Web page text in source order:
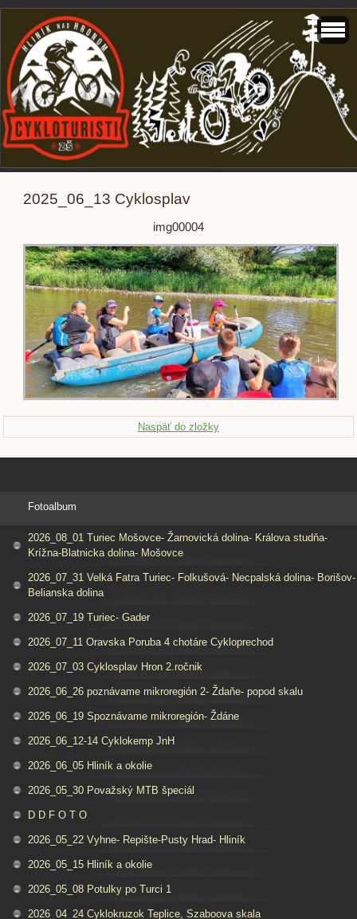
2025_06_13 Cyklosplav
img00004
Naspäť do zložky
Fotoalbum
2026_08_01 Turiec Mošovce- Žarnovická dolina- Králova studňa-
Krížna-Blatnicka dolina- Mošovce
2026_07_31 Velká Fatra Turiec- Folkušová- Necpalská dolina- Borišov-
Belianska dolina
2026_07_19 Turiec- Gader
2026_07_11 Oravska Poruba 4 chotáre Cykloprechod
2026_07_03 Cyklosplav Hron 2.ročnik
2026_06_26 poznávame mikroregión 2- Ždaňe- popod skalu
2026_06_19 Spoznávame mikroregión- Ždáne
2026_06_12-14 Cyklokemp JnH
2026_06_05 Hliník a okolie
2026_05_30 Považský MTB špeciál
D D F O T O
2026_05_22 Vyhne- Repište-Pusty Hrad- Hliník
2026_05_15 Hliník a okolie
2026_05_08 Potulky po Turci 1
2026_04_24 Cyklokruzok Teplice, Szaboova skala